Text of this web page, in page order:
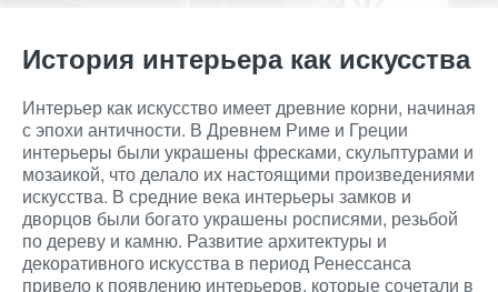
История интерьера как искусства
Интерьер как искусство имеет древние корни, начиная
с эпохи античности. В Древнем Риме и Греции
интерьеры были украшены фресками, скульптурами и
мозаикой, что делало их настоящими произведениями
искусства. В средние века интерьеры замков и
дворцов были богато украшены росписями, резьбой
по дереву и камню. Развитие архитектуры и
декоративного искусства в период Ренессанса
привело к появлению интерьеров, которые сочетали в